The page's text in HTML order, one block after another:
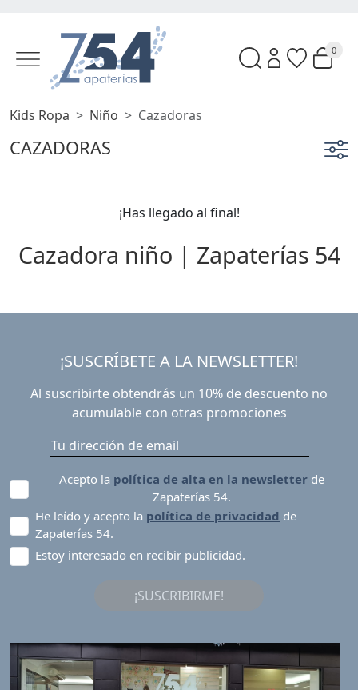
0
Kids Ropa Niño Cazadoras
CAZADORAS
¡Has llegado al final!
Cazadora niño | Zapaterías 54
¡SUSCRÍBETE A LA NEWSLETTER!
Al suscribirte obtendrás un 10% de descuento no
acumulable con otras promociones
Acepto la política de alta en la newsletter de
Zapaterías 54.
He leído y acepto la política de privacidad de
Zapaterías 54.
Estoy interesado en recibir publicidad.
¡SUSCRIBIRME!